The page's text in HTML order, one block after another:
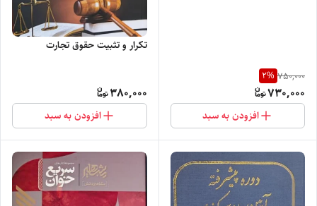
750,000
2%
730,000
افزودن به سبد
تکرار و تثبیت حقوق تجارت
380,000
افزودن به سبد